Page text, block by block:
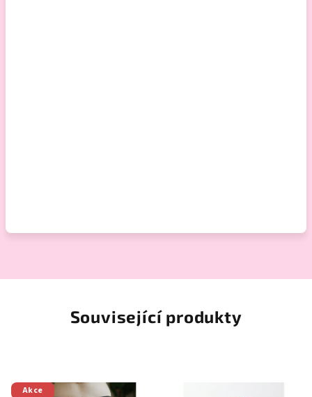
Související produkty
Akce